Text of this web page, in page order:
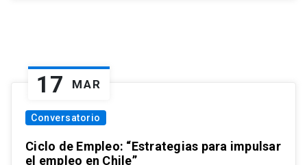
17 MAR
Conversatorio
Ciclo de Empleo: “Estrategias para impulsar
el empleo en Chile”